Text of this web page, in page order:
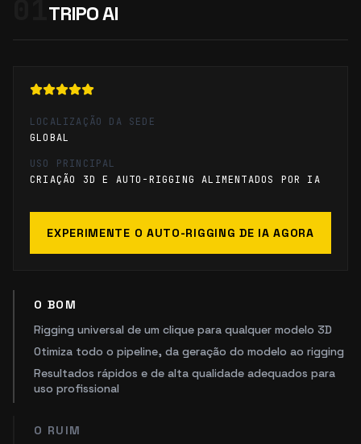
TRIPO AI
LOCALIZAÇÃO DA SEDE
GLOBAL
USO PRINCIPAL
CRIAÇÃO 3D E AUTO-RIGGING ALIMENTADOS POR IA
EXPERIMENTE O AUTO-RIGGING DE IA AGORA
O BOM
Rigging universal de um clique para qualquer modelo 3D
Otimiza todo o pipeline, da geração do modelo ao rigging
Resultados rápidos e de alta qualidade adequados para
uso profissional
O RUIM